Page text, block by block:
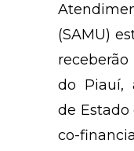
(SAMU)
do Piauí,
de Estado
co-